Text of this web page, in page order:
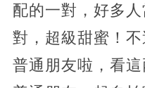
配的一對，好多
對，超級甜蜜！
普通朋友啦，看